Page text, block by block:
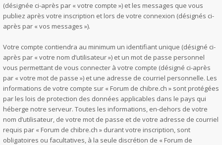
(désignée ci-après par « votre compte ») et les messages que vous
publiez après votre inscription et lors de votre connexion (désignés ci-
après par « vos messages »).
Votre compte contiendra au minimum un identifiant unique (désigné ci-
après par « votre nom d’utilisateur ») et un mot de passe personnel
vous permettant de vous connecter à votre compte (désigné ci-après
par « votre mot de passe ») et une adresse de courriel personnelle. Les
informations de votre compte sur « Forum de chibre.ch » sont protégées
par les lois de protection des données applicables dans le pays qui
héberge notre serveur. Toutes les informations, en-dehors de votre
nom d’utilisateur, de votre mot de passe et de votre adresse de courriel
requis par « Forum de chibre.ch » durant votre inscription, sont
obligatoires ou facultatives, à la seule discrétion de « Forum de